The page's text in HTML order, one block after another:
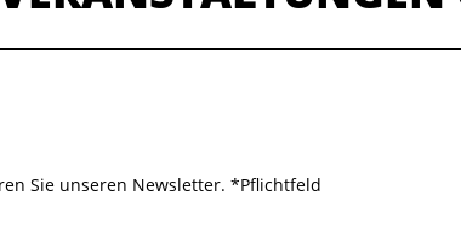
Sie unseren Newsletter. *Pflichtfeld